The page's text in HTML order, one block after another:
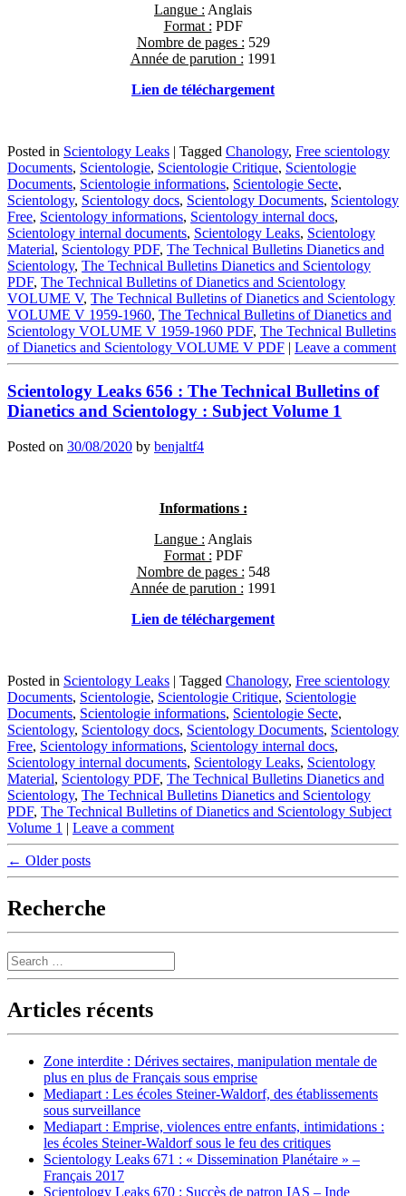
Langue : Anglais
Format : PDF
Nombre de pages : 529
Année de parution : 1991
Lien de téléchargement
Posted in Scientology Leaks | Tagged Chanology, Free scientology
Documents, Scientologie, Scientologie Critique, Scientologie
Documents, Scientologie informations, Scientologie Secte,
Scientology, Scientology docs, Scientology Documents, Scientology
Free, Scientology informations, Scientology internal docs,
Scientology internal documents, Scientology Leaks, Scientology
Material, Scientology PDF, The Technical Bulletins Dianetics and
Scientology, The Technical Bulletins Dianetics and Scientology
PDF, The Technical Bulletins of Dianetics and Scientology
VOLUME V, The Technical Bulletins of Dianetics and Scientology
VOLUME V 1959-1960, The Technical Bulletins of Dianetics and
Scientology VOLUME V 1959-1960 PDF, The Technical Bulletins
of Dianetics and Scientology VOLUME V PDF | Leave a comment
Scientology Leaks 656 : The Technical Bulletins of
Dianetics and Scientology : Subject Volume 1
Posted on 30/08/2020 by benjaltf4
Informations :
Langue : Anglais
Format : PDF
Nombre de pages : 548
Année de parution : 1991
Lien de téléchargement
Posted in Scientology Leaks | Tagged Chanology, Free scientology
Documents, Scientologie, Scientologie Critique, Scientologie
Documents, Scientologie informations, Scientologie Secte,
Scientology, Scientology docs, Scientology Documents, Scientology
Free, Scientology informations, Scientology internal docs,
Scientology internal documents, Scientology Leaks, Scientology
Material, Scientology PDF, The Technical Bulletins Dianetics and
Scientology, The Technical Bulletins Dianetics and Scientology
PDF, The Technical Bulletins of Dianetics and Scientology Subject
Volume 1 | Leave a comment
Post
navigation
← Older posts
Recherche
Search
Articles récents
Zone interdite : Dérives sectaires, manipulation mentale de
plus en plus de Français sous emprise
Mediapart : Les écoles Steiner-Waldorf, des établissements
sous surveillance
Mediapart : Emprise, violences entre enfants, intimidations :
les écoles Steiner-Waldorf sous le feu des critiques
Scientology Leaks 671 : « Dissemination Planétaire » –
Français 2017
Scientology Leaks 670 : Succès de patron IAS – Inde